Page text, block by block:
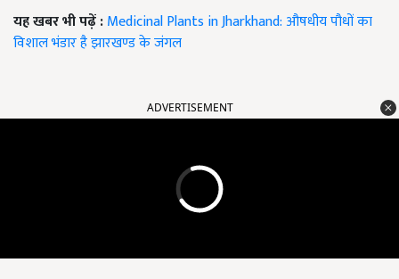
यह खबर भी पढ़ें :Medicinal Plants in Jharkhand: औषधीय पौधों का
विशाल भंडार है झारखण्ड के जंगल
ADVERTISEMENT